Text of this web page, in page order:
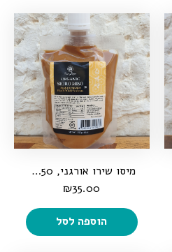
מיסו שירו אורגני, 250 גרם
₪35.00
הוספה לסל